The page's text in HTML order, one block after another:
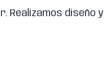
Realizamos diseño y